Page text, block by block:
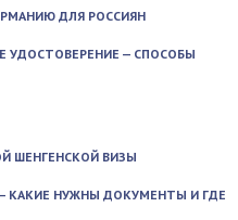
ДЛЯ РОССИЯН
— СПОСОБЫ
ШЕНГЕНСКОЙ ВИЗЫ
КАКИЕ НУЖНЫ ДОКУМЕНТЫ И ГДЕ